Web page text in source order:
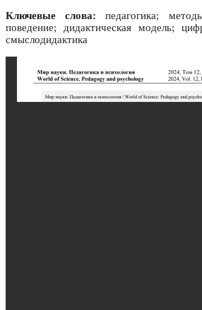
Ключевые слова: педагогика;
поведение; дидактическая модель;
смыслодидактика